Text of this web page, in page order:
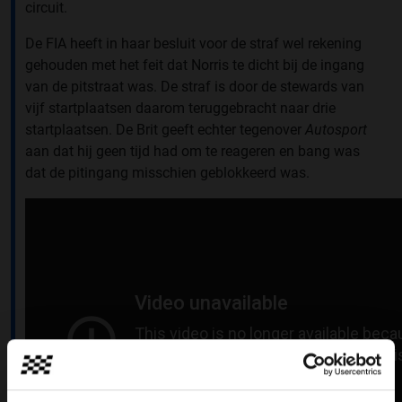
circuit.
De FIA heeft in haar besluit voor de straf wel rekening
gehouden met het feit dat Norris te dicht bij de ingang
van de pitstraat was. De straf is door de stewards van
vijf startplaatsen daarom teruggebracht naar drie
startplaatsen. De Brit geeft echter tegenover Autosport
aan dat hij geen tijd had om te reageren en bang was
dat de pitingang misschien geblokkeerd was.